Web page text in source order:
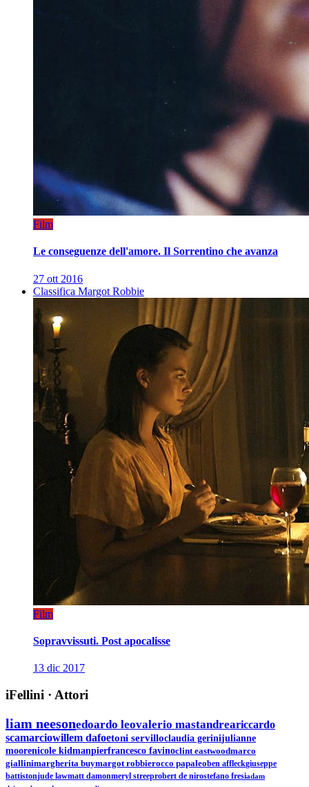
Film
Le conseguenze dell'amore. Il Sorrentino che avanza
27 ott 2016
Classifica Margot Robbie
Film
Sopravvissuti. Post apocalisse
13 dic 2017
iFellini · Attori
liam neesonedoardo leovalerio mastandreariccardo
scamarciowillem dafoetoni servilloclaudia gerinijulianne
moorenicole kidmanpierfrancesco favinoclint eastwoodmarco
giallinimargherita buymargot robbierocco papaleoben affleckgiuseppe
battistonjude lawmatt damonmeryl streeprobert de nirostefano fresiadam